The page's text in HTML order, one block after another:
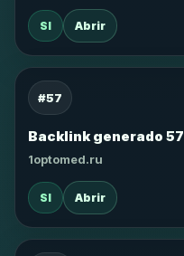
SI Abrir
#57
Backlink generado 57
1optomed.ru
SI Abrir